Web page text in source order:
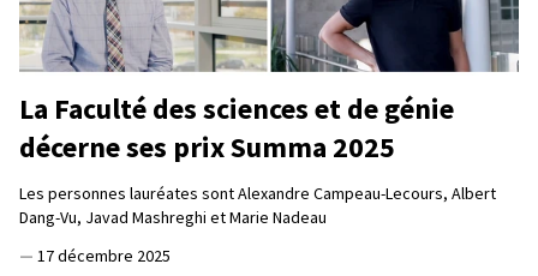
La Faculté des sciences et de génie
décerne ses prix Summa 2025
Les personnes lauréates sont Alexandre Campeau-Lecours, Albert
Dang-Vu, Javad Mashreghi et Marie Nadeau
— 17 décembre 2025